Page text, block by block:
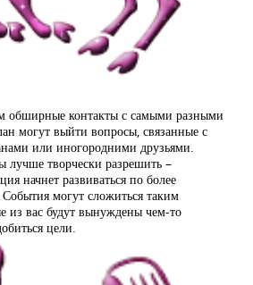
обширные контакты с самыми разными
могут выйти вопросы, связанные с
или иногородними друзьями.
творчески разрешить –
начнет развиваться по более
могут сложиться таким
из вас будут вынуждены чем-то
цели.